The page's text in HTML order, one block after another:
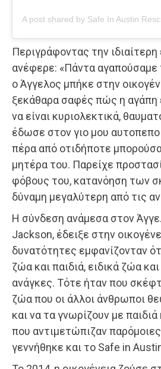
A post shared by Safe In Austin
Περιγράφοντας την
ανέφερε: «Πάντα αγαπούσαμε
ο Άγγελος μπήκε στην
ξεκάθαρα σαφές πώς η αγάπη
να είναι κυριολεκτικά,
έδωσε στον γιο μου
πέρα από οτιδήποτε
μητέρα του. Παρείχε
φόβους του, κατανόηση των
δύναμη μεγαλύτερη από τις
Η σύνδεση ανάμεσα στον
Jackson, έδειξε στην
δυνατότητες εμφανίζονταν
ζώα και παιδιά, ειδικά ζώα
ανάγκες. Τότε ήταν που
ζώα που οι άλλοι άνθρωποι
και να τα γνωρίζουν με
που αντιμετώπιζαν
γεννήθηκε και το Safe in